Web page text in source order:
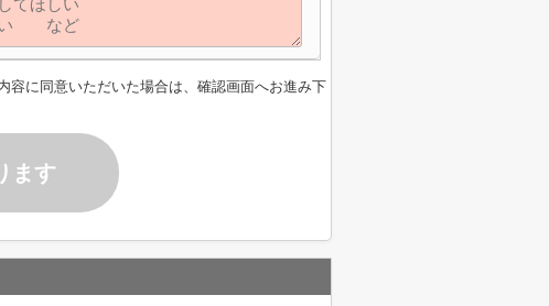
容に同意いただいた場合は、確認画面へお進み下
ます